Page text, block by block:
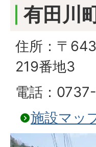
有田川
住所：〒
219番地3
電話：
施設マッ